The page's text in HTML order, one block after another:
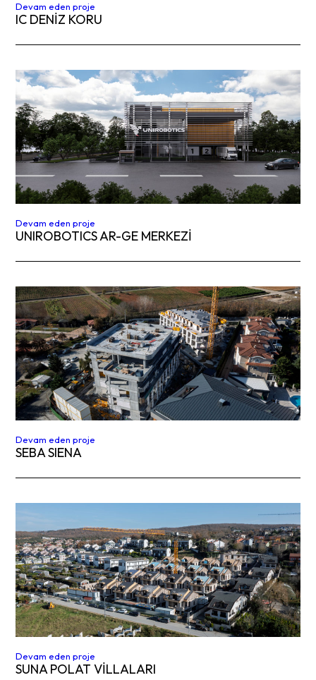
Devam eden proje
IC DENİZ KORU
Devam eden proje
UNIROBOTICS AR-GE MERKEZİ
Devam eden proje
SEBA SIENA
Devam eden proje
SUNA POLAT VİLLALARI